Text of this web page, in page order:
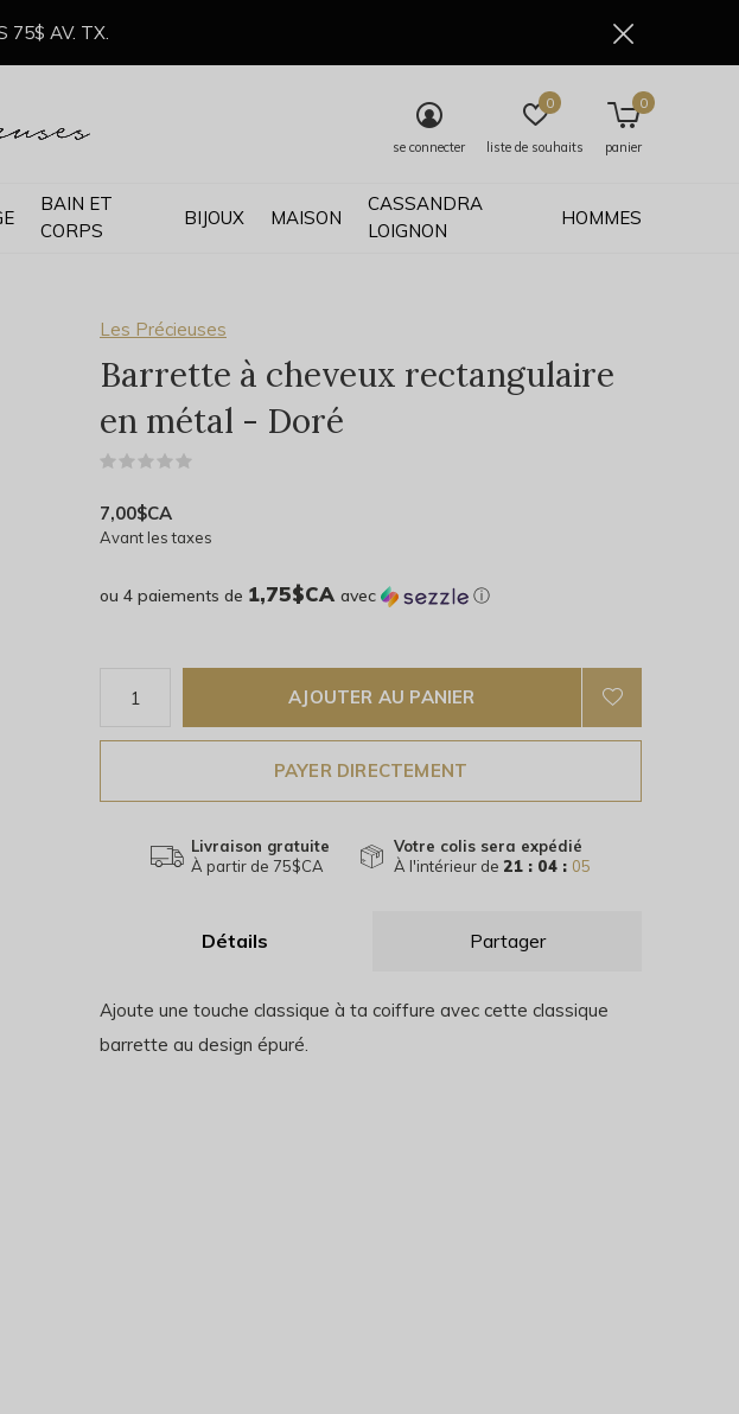
BAIN ET
CORPS
BIJOUX MAISON
CASSANDRA
LOIGNON
HOMMES
se connecter liste de souhaits
0
panier
0
75$ AV. TX.
Les Précieuses
Barrette à cheveux rectangulaire
en métal - Doré
7,00$CA
Avant les taxes
ou 4 paiements de 1,75$CA avec ⓘ
AJOUTER AU PANIER
PAYER DIRECTEMENT
Livraison gratuite
À partir de 75$CA
Votre colis sera expédié
À l'intérieur de 21 : 04 : 05
Détails Partager
Ajoute une touche classique à ta coiffure avec cette classique
barrette au design épuré.